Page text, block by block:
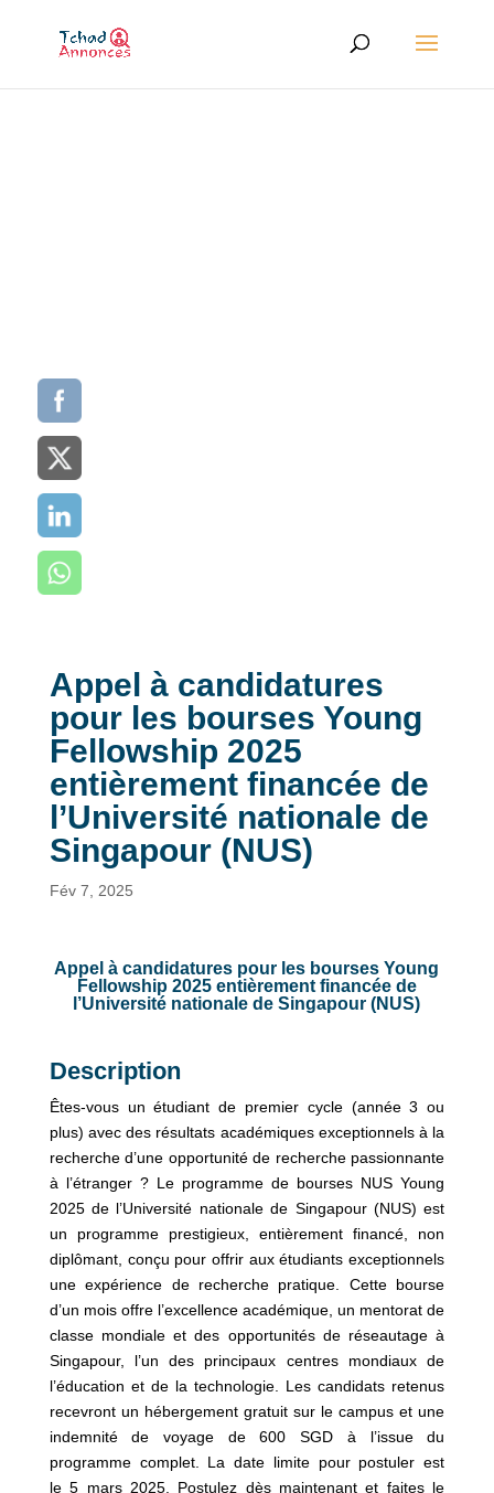
Appel à candidatures
pour les bourses Young
Fellowship 2025
entièrement financée de
l’Université nationale de
Singapour (NUS)
Fév 7, 2025
Appel à candidatures pour les bourses Young
Fellowship 2025 entièrement financée de
l’Université nationale de Singapour (NUS)
Description
Êtes-vous un étudiant de premier cycle (année 3 ou
plus) avec des résultats académiques exceptionnels à la
recherche d’une opportunité de recherche passionnante
à l’étranger ? Le programme de bourses NUS Young
2025 de l’Université nationale de Singapour (NUS) est
un programme prestigieux, entièrement financé, non
diplômant, conçu pour offrir aux étudiants exceptionnels
une expérience de recherche pratique. Cette bourse
d’un mois offre l’excellence académique, un mentorat de
classe mondiale et des opportunités de réseautage à
Singapour, l’un des principaux centres mondiaux de
l’éducation et de la technologie. Les candidats retenus
recevront un hébergement gratuit sur le campus et une
indemnité de voyage de 600 SGD à l’issue du
programme complet. La date limite pour postuler est
le 5 mars 2025. Postulez dès maintenant et faites le